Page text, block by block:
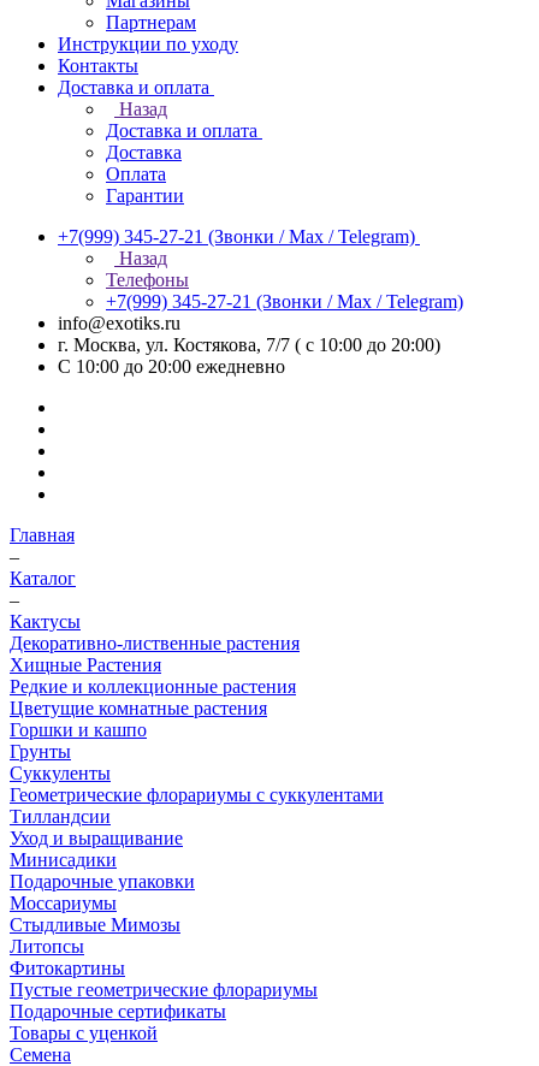
Партнерам
Инструкции по уходу
Контакты
Доставка и оплата
Назад
Доставка и оплата
Доставка
Оплата
Гарантии
+7(999) 345-27-21 (Звонки / Max / Telegram)
Назад
Телефоны
+7(999) 345-27-21 (Звонки / Max / Telegram)
info@exotiks.ru
г. Москва, ул. Костякова, 7/7 ( с 10:00 до 20:00)
С 10:00 до 20:00 ежедневно
Главная
–
Каталог
–
Кактусы
Декоративно-лиственные растения
Хищные Растения
Редкие и коллекционные растения
Цветущие комнатные растения
Горшки и кашпо
Грунты
Суккуленты
Геометрические флорариумы с суккулентами
Тилландсии
Уход и выращивание
Минисадики
Подарочные упаковки
Моссариумы
Стыдливые Мимозы
Литопсы
Фитокартины
Пустые геометрические флорариумы
Подарочные сертификаты
Товары с уценкой
Семена